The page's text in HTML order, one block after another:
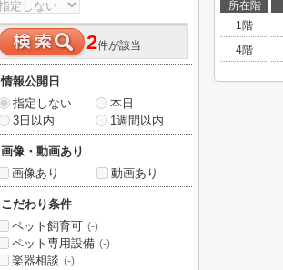
所在階
1階
4階
2件が該当
情報公開日
指定しない
本日
3日以内
1週間以内
画像・動画あり
画像あり
動画あり
こだわり条件
ペット飼育可 (-)
ペット専用設備 (-)
楽器相談 (-)